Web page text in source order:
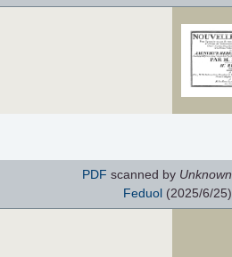
PDF scanned by Unknown
Feduol(2025/6/25)